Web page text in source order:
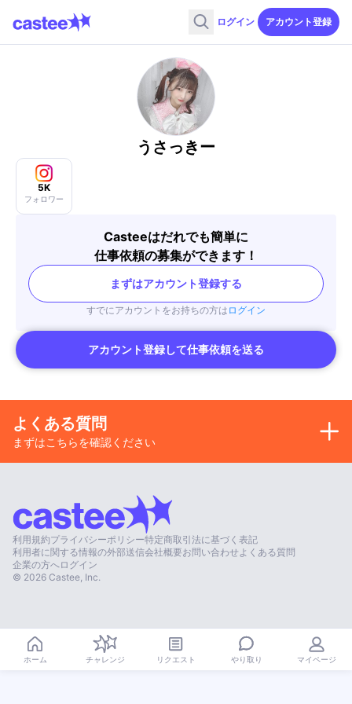
ログイン アカウント登録
うさっきー
5K
フォロワー
Casteeはだれでも簡単に
仕事依頼の募集ができます！
まずはアカウント登録する
すでにアカウントをお持ちの方は ログイン
アカウント登録して仕事依頼を送る
よくある質問
まずはこちらを確認ください
利用規約プライバシーポリシー特定商取引法に基づく表記
利用者に関する情報の外部送信会社概要お問い合わせ よくある質問
企業の方へログイン
© 2026 Castee, Inc.
ホーム チャレンジ リクエスト やり取り マイページ